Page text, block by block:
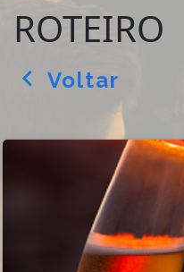
ROTEIRO
arrow_back_ios Voltar